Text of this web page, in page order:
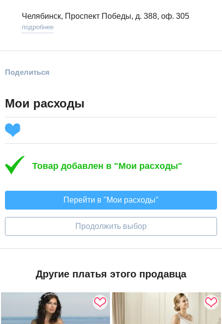
Челябинск, Проспект Победы, д. 388, оф. 305
подробнее
Поделиться
Мои расходы
Товар добавлен в "Мои расходы"
Перейти в "Мои расходы"
Продолжить выбор
Другие платья этого продавца